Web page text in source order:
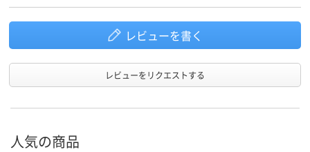
レビューを書く
レビューをリクエストする
人気の商品